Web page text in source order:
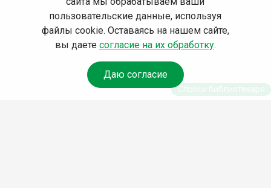
пользовательские данные, используя
файлы cookie. Оставаясь на нашем сайте,
вы даете согласие на их обработку.
Даю согласие
Спроси библиотекаря